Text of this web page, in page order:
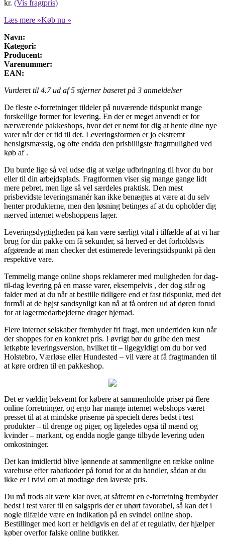
kr. (Vis fragtpris)
Læs mere »Køb nu »
Navn:
Kategori:
Producent:
Varenummer:
EAN:
Vurderet til 4.7ud af 5 stjerner baseret på 3 anmeldelser
De fleste e-forretninger tildeler på nuværende tidspunkt mange
forskellige former for levering. En der er meget anvendt er for
nærværende pakkeshops, hvor det er nemt for dig at hente dine nye
varer når der er tid til det. Leveringsformen er jo ekstremt
hensigtsmæssig, og ofte endda den prisbilligste fragtmulighed ved
køb af .
Du burde lige så vel udse dig at vælge udbringning til hvor du bor
eller til din arbejdsplads. Fragtformen viser sig mange gange lidt
mere pebret, men lige så vel særdeles praktisk. Den mest
prisbevidste leveringsmanér kan ikke benægtes at være at du selv
henter produkterne, men den løsning betinges af at du opholder dig
nærved internet webshoppens lager.
Leveringsdygtigheden på kan være særligt vital i tilfælde af at vi har
brug for din pakke om få sekunder, så herved er det forholdsvis
afgørende at man checker det estimerede leveringstidspunkt på den
respektive vare.
Temmelig mange online shops reklamerer med muligheden for dag-
til-dag levering på en masse varer, eksempelvis , der dog står og
falder med at du når at bestille tidligere end et fast tidspunkt, med det
formål at de højst sandsynligt kan nå at få ordren ud af døren forud
for at lagermedarbejderne drager hjemad.
Flere internet selskaber frembyder fri fragt, men undertiden kun når
der shoppes for en konkret pris. I øvrigt bør du gribe den mest
letkøbte leveringsversion, hvilket tit – ligegyldigt om du bor ved
Holstebro, Værløse eller Hundested – vil være at få fragtmanden til
at køre ordren til en pakkeshop.
Det er vældig bekvemt for købere at sammenholde priser på flere
online forretninger, og ergo har mange internet webshops været
presset til at at mindske priserne på specielt deres bedst i test
produkter – til drenge og piger, og ligeledes også til mænd og
kvinder – markant, og endda nogle gange tilbyde levering uden
omkostninger.
Det kan imidlertid blive lønnende at sammenligne en række online
varehuse efter rabatkoder på forud for at du handler, sådan at du
ikke er i tvivl om at modtage den laveste pris.
Du må trods alt være klar over, at såfremt en e-forretning frembyder
bedst i test varer til en salgspris der er uhørt favorabel, så kan det i
nogle tilfælde være en indikation på en svindel online shop.
Bestillinger med kort er heldigvis en del af et regulativ, der hjælper
køber overfor falske online butikker.